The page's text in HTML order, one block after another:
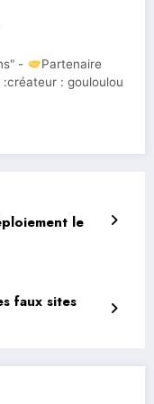
-
Partenaire
:créateur : gouloulou
le
faux sites